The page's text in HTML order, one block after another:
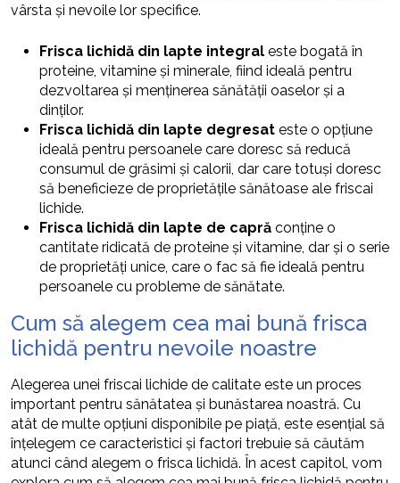
vârsta și nevoile lor specifice.
Frisca lichidă din lapte integral este bogată în
proteine, vitamine și minerale, fiind ideală pentru
dezvoltarea și menținerea sănătății oaselor și a
dinților.
Frisca lichidă din lapte degresat este o opțiune
ideală pentru persoanele care doresc să reducă
consumul de grăsimi și calorii, dar care totuși doresc
să beneficieze de proprietățile sănătoase ale friscai
lichide.
Frisca lichidă din lapte de capră conține o
cantitate ridicată de proteine și vitamine, dar și o serie
de proprietăți unice, care o fac să fie ideală pentru
persoanele cu probleme de sănătate.
Cum să alegem cea mai bună frisca
lichidă pentru nevoile noastre
Alegerea unei friscai lichide de calitate este un proces
important pentru sănătatea și bunăstarea noastră. Cu
atât de multe opțiuni disponibile pe piață, este esențial să
înțelegem ce caracteristici și factori trebuie să căutăm
atunci când alegem o frisca lichidă. În acest capitol, vom